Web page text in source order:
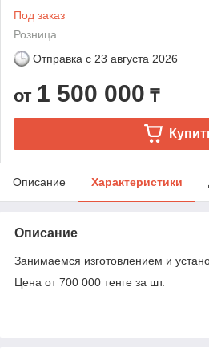
Под заказ
Розница
Отправка с 23 августа 2026
от 1 500 000 ₸
Описание Характеристики
Описание
Занимаемся изготовлением и
Цена от 700 000 тенге за шт.